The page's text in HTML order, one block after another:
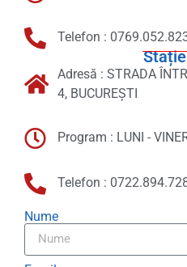
Telefon :
Adresă : STRADA
4, BUCUREȘTI
Program : LUNI -
Telefon :
Nume